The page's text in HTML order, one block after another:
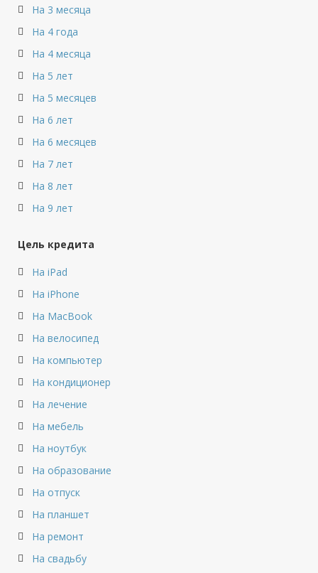
На 3 месяца
На 4 года
На 4 месяца
На 5 лет
На 5 месяцев
На 6 лет
На 6 месяцев
На 7 лет
На 8 лет
На 9 лет
Цель кредита
На iPad
На iPhone
На MacBook
На велосипед
На компьютер
На кондиционер
На лечение
На мебель
На ноутбук
На образование
На отпуск
На планшет
На ремонт
На свадьбу